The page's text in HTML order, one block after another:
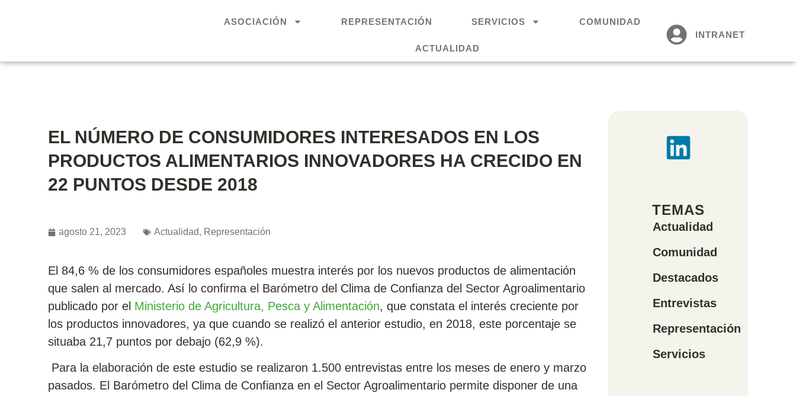
ASOCIACIÓN REPRESENTACIÓN SERVICIOS COMUNIDAD
ACTUALIDAD
INTRANET
EL NÚMERO DE CONSUMIDORES INTERESADOS EN LOS
PRODUCTOS ALIMENTARIOS INNOVADORES HA CRECIDO EN
22 PUNTOS DESDE 2018
agosto 21, 2023 Actualidad, Representación
El 84,6 % de los consumidores españoles muestra interés por los nuevos productos de alimentación
que salen al mercado. Así lo confirma el Barómetro del Clima de Confianza del Sector Agroalimentario
publicado por el Ministerio de Agricultura, Pesca y Alimentación, que constata el interés creciente por
los productos innovadores, ya que cuando se realizó el anterior estudio, en 2018, este porcentaje se
situaba 21,7 puntos por debajo (62,9 %).
Para la elaboración de este estudio se realizaron 1.500 entrevistas entre los meses de enero y marzo
pasados. El Barómetro del Clima de Confianza en el Sector Agroalimentario permite disponer de una
TEMAS
Actualidad
Comunidad
Destacados
Entrevistas
Representación
Servicios